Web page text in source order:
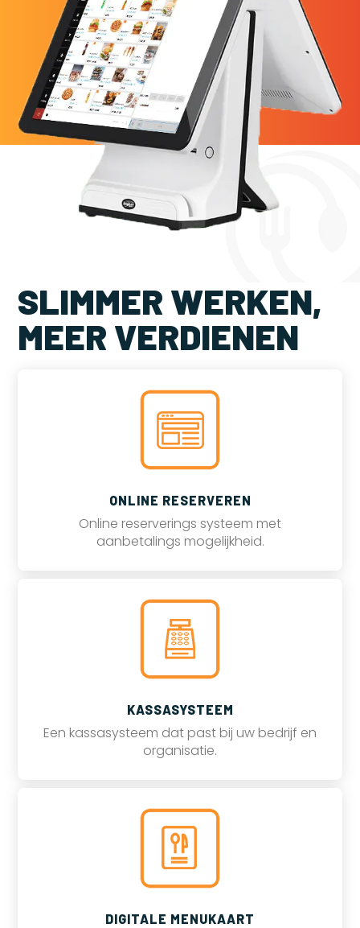
SLIMMER WERKEN,
MEER VERDIENEN
ONLINE RESERVEREN
Online reserverings systeem met
aanbetalings mogelijkheid.
KASSASYSTEEM
Een kassasysteem dat past bij uw bedrijf en
organisatie.
DIGITALE MENUKAART